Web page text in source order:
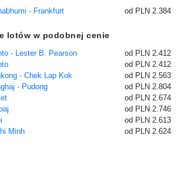
- Frankfurt od PLN 2.384
lotów w podobnej cenie
- Lester B. Pearson
od PLN 2.412
od PLN 2.412
- Chek Lap Kok
od PLN 2.563
- Pudong
od PLN 2.804
od PLN 2.674
od PLN 2.746
od PLN 2.613
Minh
od PLN 2.624